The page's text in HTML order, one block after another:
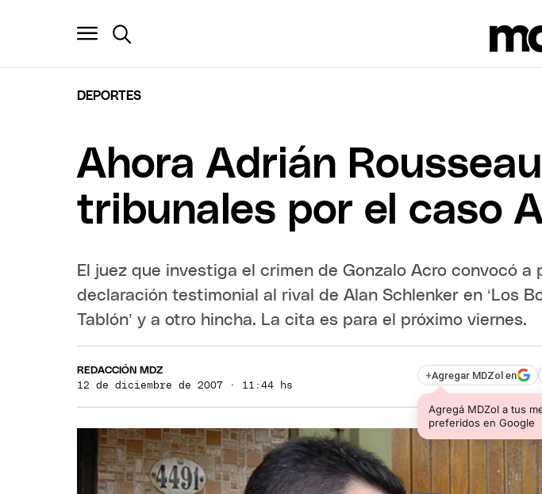
DEPORTES
Ahora Adrián
tribunales por el caso
El juez que investiga el crimen de Gonzalo Acro convocó a
declaración testimonial al rival de Alan Schlenker en ‘Los
Tablón’ y a otro hincha. La cita es para el próximo viernes.
REDACCIÓN MDZ
12 de diciembre de 2007 · 11:44 hs
+Agregar MDZol en
Agregá MDZol a tus
preferidos en Google